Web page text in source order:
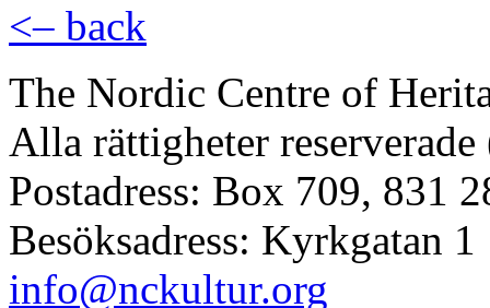
<– back
The Nordic Centre of
Alla rättigheter
Postadress: Box 709, 831
Besöksadress: Kyrkgatan 1
info@nckultur.org